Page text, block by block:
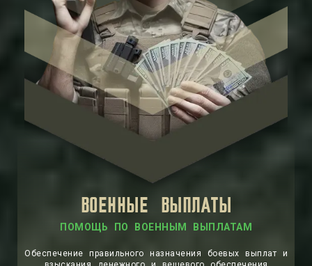
ВОЕННЫЕ ВЫПЛАТЫ
ПОМОЩЬ ПО ВОЕННЫМ ВЫПЛАТАМ
Обеспечение правильного назначения боевых выплат и